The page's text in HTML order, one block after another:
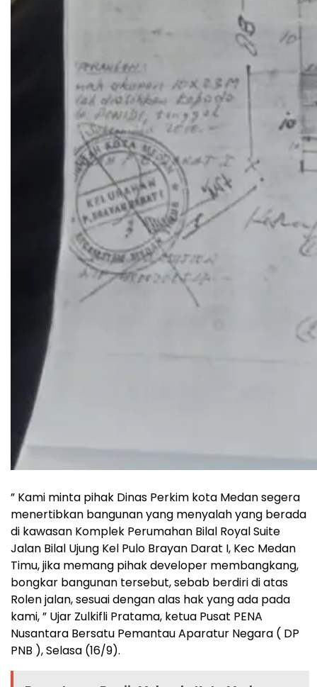
” Kami minta pihak Dinas Perkim kota Medan segera
menertibkan bangunan yang menyalah yang berada
di kawasan Komplek Perumahan Bilal Royal Suite
Jalan Bilal Ujung Kel Pulo Brayan Darat I, Kec Medan
Timu, jika memang pihak developer membangkang,
bongkar bangunan tersebut, sebab berdiri di atas
Rolen jalan, sesuai dengan alas hak yang ada pada
kami, ” Ujar Zulkifli Pratama, ketua Pusat PENA
Nusantara Bersatu Pemantau Aparatur Negara ( DP
PNB ), Selasa (16/9).